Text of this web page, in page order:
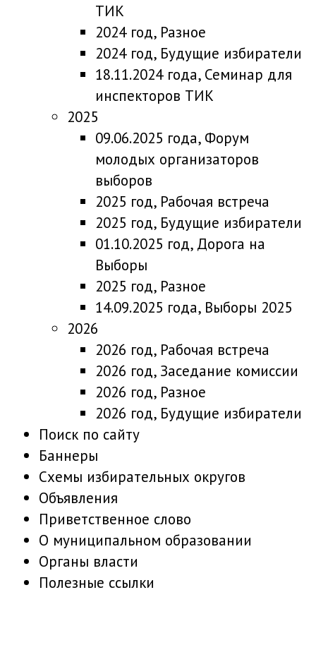
ТИК
2024 год, Разное
2024 год, Будущие избиратели
18.11.2024 года, Семинар для
инспекторов ТИК
2025
09.06.2025 года, Форум
молодых организаторов
выборов
2025 год, Рабочая встреча
2025 год, Будущие избиратели
01.10.2025 год, Дорога на
Выборы
2025 год, Разное
14.09.2025 года, Выборы 2025
2026
2026 год, Рабочая встреча
2026 год, Заседание комиссии
2026 год, Разное
2026 год, Будущие избиратели
Поиск по сайту
Баннеры
Схемы избирательных округов
Объявления
Приветственное слово
О муниципальном образовании
Органы власти
Полезные ссылки